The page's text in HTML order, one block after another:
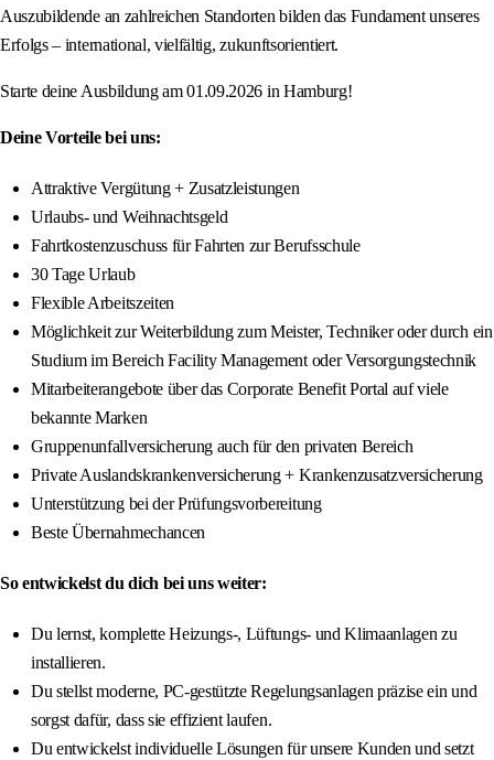
Auszubildende an zahlreichen Standorten bilden das Fundament unseres
Erfolgs – international, vielfältig, zukunftsorientiert.
Starte deine Ausbildung am 01.09.2026 in Hamburg!
Deine Vorteile bei uns:
Attraktive Vergütung + Zusatzleistungen
Urlaubs- und Weihnachtsgeld
Fahrtkostenzuschuss für Fahrten zur Berufsschule
30 Tage Urlaub
Flexible Arbeitszeiten
Möglichkeit zur Weiterbildung zum Meister, Techniker oder durch ein
Studium im Bereich Facility Management oder Versorgungstechnik
Mitarbeiterangebote über das Corporate Benefit Portal auf viele
bekannte Marken
Gruppenunfallversicherung auch für den privaten Bereich
Private Auslandskrankenversicherung + Krankenzusatzversicherung
Unterstützung bei der Prüfungsvorbereitung
Beste Übernahmechancen
So entwickelst du dich bei uns weiter:
Du lernst, komplette Heizungs-, Lüftungs- und Klimaanlagen zu
installieren.
Du stellst moderne, PC-gestützte Regelungsanlagen präzise ein und
sorgst dafür, dass sie effizient laufen.
Du entwickelst individuelle Lösungen für unsere Kunden und setzt